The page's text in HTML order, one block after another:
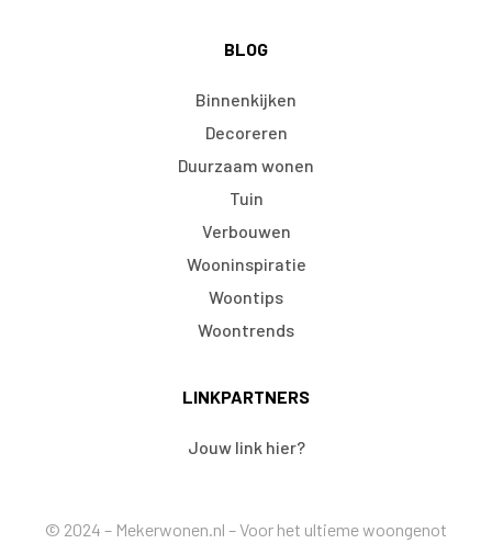
BLOG
Binnenkijken
Decoreren
Duurzaam wonen
Tuin
Verbouwen
Wooninspiratie
Woontips
Woontrends
LINKPARTNERS
Jouw link hier?
© 2024 – Mekerwonen.nl – Voor het ultieme woongenot